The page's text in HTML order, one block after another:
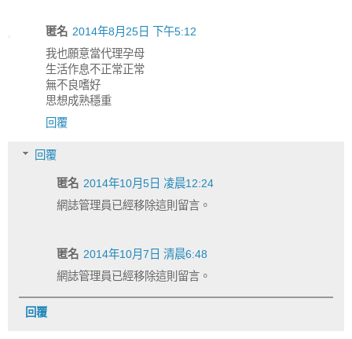
匿名 2014年8月25日 下午5:12
我也願意當代理孕母
生活作息不正常正常
無不良嗜好
思想成熟穩重
回覆
回覆
匿名 2014年10月5日 凌晨12:24
網誌管理員已經移除這則留言。
匿名 2014年10月7日 清晨6:48
網誌管理員已經移除這則留言。
回覆